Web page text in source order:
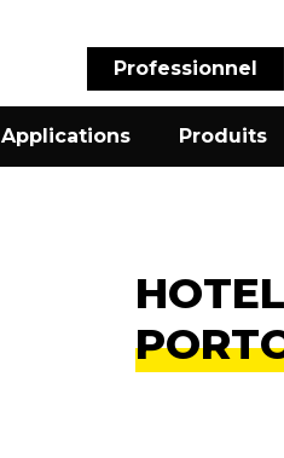
Professionnel
Applications Produits